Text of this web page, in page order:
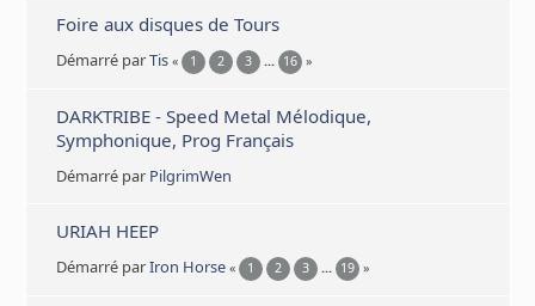
Foire aux disques de Tours
Démarré parTis « 1 2 3 ... 16 »
DARKTRIBE - Speed Metal Mélodique,
Symphonique, Prog Français
Démarré par PilgrimWen
URIAH HEEP
Démarré parIron Horse « 1 2 3 ... 19 »